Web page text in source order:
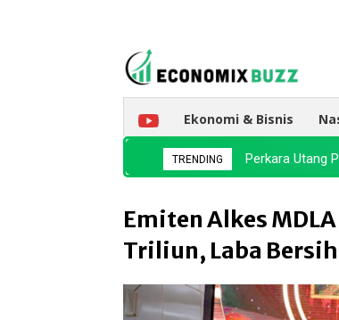
Ekonomi & Bisnis
TRENDING Perkara Utang
Emiten Alkes
Triliun, Laba